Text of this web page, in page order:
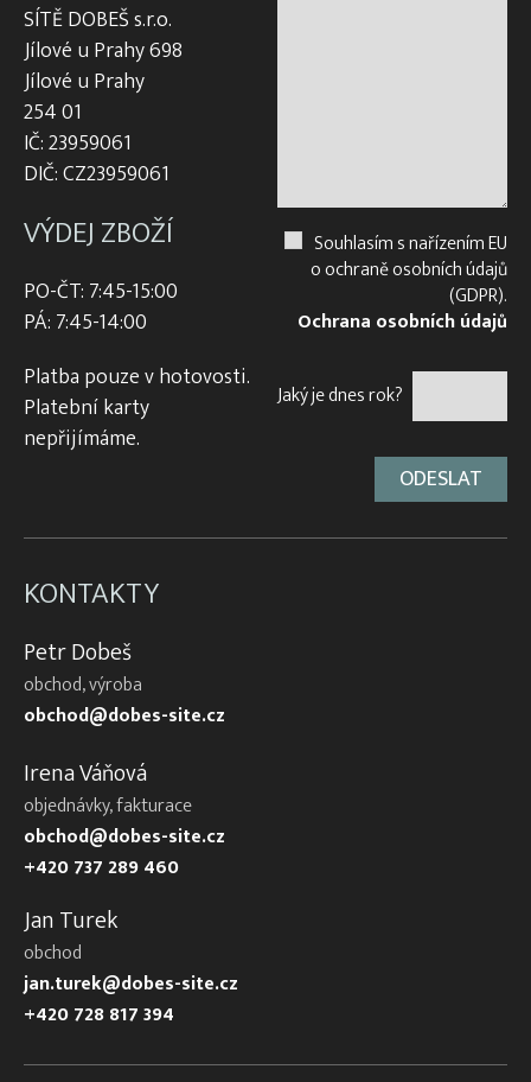
SÍTĚ DOBEŠ s.r.o.
Jílové u Prahy 698
Jílové u Prahy
254 01
IČ: 23959061
DIČ: CZ23959061
VÝDEJ ZBOŽÍ
PO-ČT: 7:45-15:00
PÁ: 7:45-14:00
Platba pouze v hotovosti.
Platební karty
nepřijímáme.
Souhlasím s nařízením EU
o ochraně osobních údajů
(GDPR).
Ochrana osobních údajů
Jaký je dnes rok?
KONTAKTY
Petr Dobeš
obchod, výroba
obchod@dobes-site.cz
Irena Váňová
objednávky, fakturace
obchod@dobes-site.cz
+420 737 289 460
Jan Turek
obchod
jan.turek@dobes-site.cz
+420 728 817 394